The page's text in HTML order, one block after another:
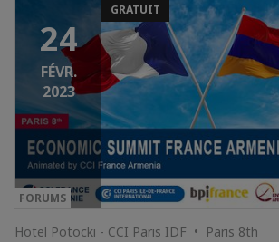
24
FÉVR.
2023
GRATUIT
FORUMS
Hotel Potocki - CCI Paris IDF • Paris 8th